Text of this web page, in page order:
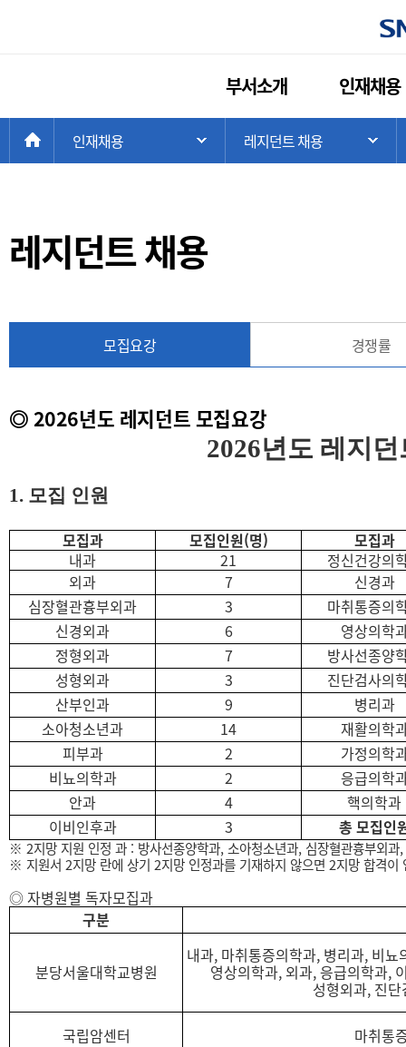
부서소개 인재채용
HOME
인재채용 주 메뉴 목록 열기
레지던트 채용
레지던트 채용
모집요강 경쟁률
◎ 2026년도 레지던트 모집요강
2026년도 레지
1. 모집 인원
모집과 모집인원(명)
모집과
내과
21
정신건강의
외과
7
신경과
심장혈관흉부외과
3
마취통증의
신경외과
6
영상의학
정형외과
7
방사선종양
성형외과
3
진단검사의
산부인과
9
병리과
소아청소년과
14
재활의학
피부과
2
가정의학
비뇨의학과
2
응급의학
안과
4
핵의학과
이비인후과
3 총 모집인
※ 2지망 지원 인정 과 : 방사선종양학과, 소아청소년과, 심장혈관흉부외
※ 지원서 2지망 란에 상기 2지망 인정과를 기재하지 않으면 2지망 합격이
◎자병원별 독자모집과
구분
분당서울대학교병원
내과, 마취통증의학과, 병리과, 비
영상의학과, 외과, 응급의학과,
성형외과, 진
국립암센터 마취통